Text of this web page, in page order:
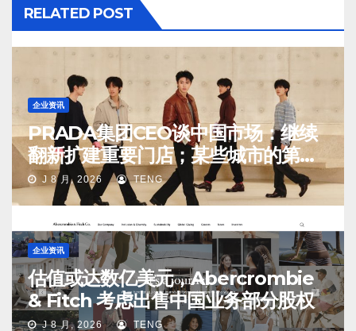
RELATED POST
企业资讯
PRADA集团CEO谈中国市场：继续
翻新扩建重要门店；某些城市的第
二、第三店不再有价值
J 8 月, 2026 TENG
企业资讯
估值或达数亿美元，Abercrombie
& Fitch 考虑出售中国业务部分股权
J 8 月, 2026 TENG